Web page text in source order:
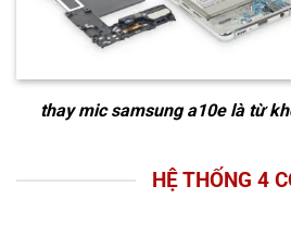
thay mic samsung a10elà từ
HỆ THỐNG 4